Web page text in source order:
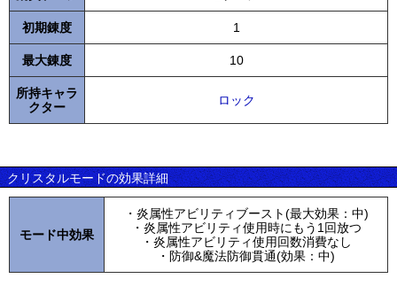
初期錬度 1
最大錬度 10
所持キャラ
クター
ロック
クリスタルモードの効果詳細
モード中効果
・炎属性アビリティブースト(最大効果：中)
・炎属性アビリティ使用時にもう1回放つ
・炎属性アビリティ使用回数消費なし
・防御&魔法防御貫通(効果：中)